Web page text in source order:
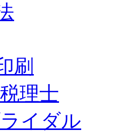
刷
理士
イダル